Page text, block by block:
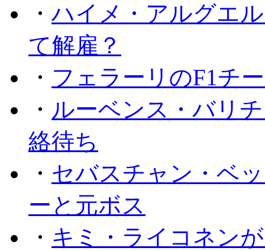
・ハイメ・アルグエ
て解雇？
・ フェラーリのF1チ
・ ルーベンス・バリ
絡待ち
・ セバスチャン・ベ
ーと元ボス
・ キミ・ライコネン